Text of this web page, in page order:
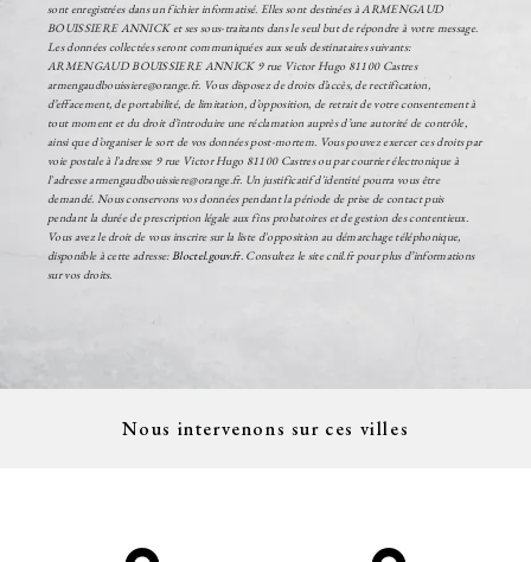
sont enregistrées dans un fichier informatisé. Elles sont destinées à ARMENGAUD
BOUISSIERE ANNICK et ses sous-traitants dans le seul but de répondre à votre message.
Les données collectées seront communiquées aux seuls destinataires suivants:
ARMENGAUD BOUISSIERE ANNICK 9 rue Victor Hugo 81100 Castres
armengaudbouissiere@orange.fr. Vous disposez de droits d’accès, de rectification,
d’effacement, de portabilité, de limitation, d’opposition, de retrait de votre consentement à
tout moment et du droit d’introduire une réclamation auprès d’une autorité de contrôle,
ainsi que d’organiser le sort de vos données post-mortem. Vous pouvez exercer ces droits par
voie postale à l'adresse 9 rue Victor Hugo 81100 Castres ou par courrier électronique à
l'adresse armengaudbouissiere@orange.fr. Un justificatif d'identité pourra vous être
demandé. Nous conservons vos données pendant la période de prise de contact puis
pendant la durée de prescription légale aux fins probatoires et de gestion des contentieux.
Vous avez le droit de vous inscrire sur la liste d'opposition au démarchage téléphonique,
disponible à cette adresse:Bloctel.gouv.fr. Consultez le site cnil.fr pour plus d’informations
sur vos droits.
Nous intervenons sur ces villes